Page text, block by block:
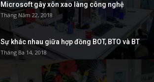
Microsoft gây xôn xao làng công nghệ
Tháng Năm 22, 2018
Sự khác nhau giữa hợp đồng BOT, BTO và BT
Tháng Ba 14, 2018